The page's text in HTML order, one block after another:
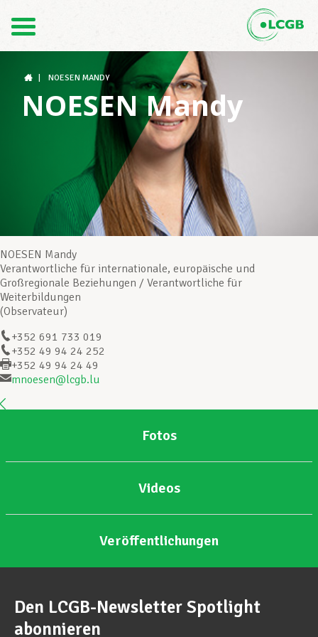
FR
Der LCGB
Gewerkschaftsstrukturen
Unterstützung im Arbeitsalltag
Ihre Rechte
Unterstützung im Privatleben
Berufliche Weiterentwicklung
Mitglied werden
NOESEN MANDY
NOESEN Mandy
NOESEN Mandy
Verantwortliche für internationale, europäische und
Großregionale Beziehungen / Verantwortliche für
Weiterbildungen
(Observateur)
+352 691 733 019
+352 49 94 24 252
+352 49 94 24 49
mnoesen@lcgb.lu
Fotos
Videos
Veröffentlichungen
Den LCGB-Newsletter Spotlight
abonnieren